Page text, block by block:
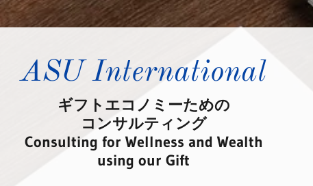
ASU International
ギフトエコノミーための
コンサルティング
Consulting for Wellness and Wealth
using our Gift